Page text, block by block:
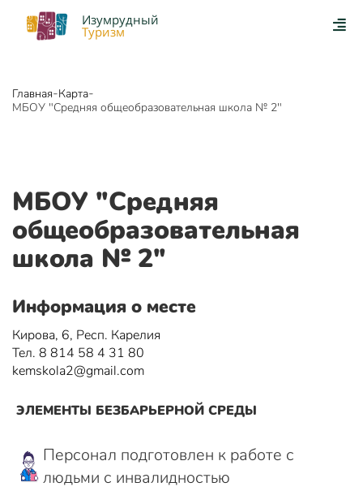
Изумрудный
Туризм
Главная-Карта-
МБОУ "Средняя общеобразовательная школа № 2"
МБОУ "Средняя
общеобразовательная
школа № 2"
Информация о месте
Кирова, 6, Респ. Карелия
Тел. 8 814 58 4 31 80
kemskola2@gmail.com
ЭЛЕМЕНТЫ БЕЗБАРЬЕРНОЙ СРЕДЫ
Персонал подготовлен к работе с
людьми с инвалидностью